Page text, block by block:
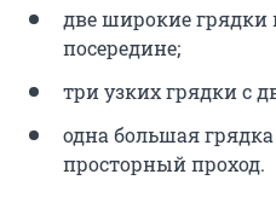
две широкие грядки
посередине;
три узких грядки с
одна большая
просторный проход.